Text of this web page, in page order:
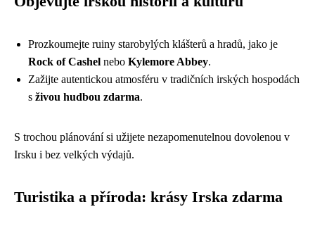
Prozkoumejte ruiny starobylých klášterů a hradů, jako je
Rock of Cashel nebo Kylemore Abbey.
Zažijte autentickou atmosféru v tradičních irských hospodách
s živou hudbou zdarma.
S trochou plánování si užijete nezapomenutelnou dovolenou v
Irsku i bez velkých výdajů.
Turistika a příroda: krásy Irska zdarma